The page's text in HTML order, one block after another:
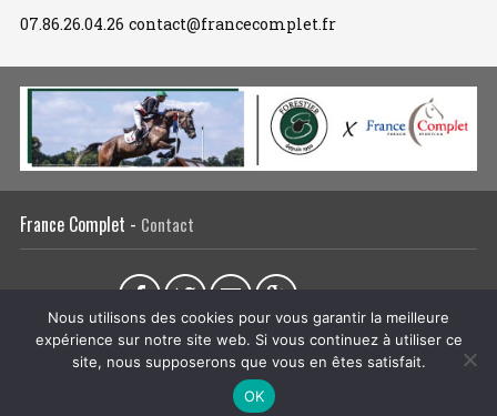
07.86.26.04.26 contact@francecomplet.fr
France Complet - Contact
L’association Actualités Tous les évènements
Liens utiles
Régie publicitaire Plan du site Mentions légales
Nous utilisons des cookies pour vous garantir la meilleure
expérience sur notre site web. Si vous continuez à utiliser ce
site, nous supposerons que vous en êtes satisfait.
OK